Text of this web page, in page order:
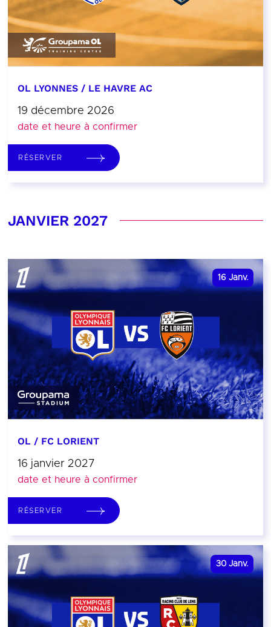
OL LYONNES / LE HAVRE AC
19 décembre 2026
date et heure à confirmer
RÉSERVER
JANVIER 2027
16 Janv.
OL / FC LORIENT
16 janvier 2027
date et heure à confirmer
RÉSERVER
30 Janv.